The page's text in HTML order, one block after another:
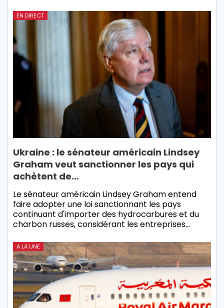
EN DIRECT
Ukraine : le sénateur américain Lindsey
Graham veut sanctionner les pays qui
achètent de…
Le sénateur américain Lindsey Graham entend
faire adopter une loi sanctionnant les pays
continuant d'importer des hydrocarbures et du
charbon russes, considérant les entreprises…
A LA UNE